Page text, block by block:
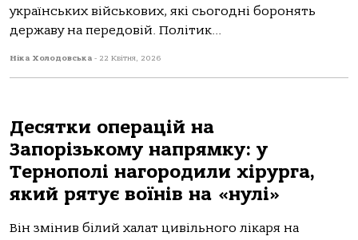
українських військових, які сьогодні боронять
державу на передовій. Політик...
Ніка Холодовська - 22 Квітня, 2026
Десятки операцій на
Запорізькому напрямку: у
Тернополі нагородили хірурга,
який рятує воїнів на «нулі»
Він змінив білий халат цивільного лікаря на